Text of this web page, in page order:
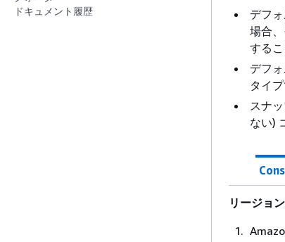
ドキュメント履歴
デフ
場合
するこ
デフ
タイ
スナ
ない)
リージョ